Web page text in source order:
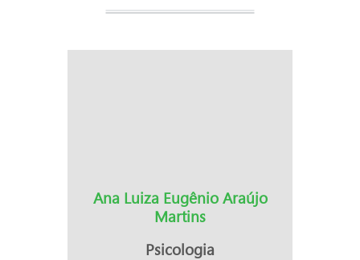
Ana Luiza Eugênio Araújo
Martins
Psicologia